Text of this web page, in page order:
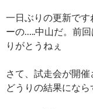
一日ぶりの更新で
ーの…..中山だ。前
りがとうねぇ
さて、試走会が開
どうりの結果になら